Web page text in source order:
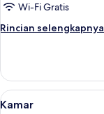
Wi-Fi Gratis
Rincian selengkapnya
Rincian
Kamar
Lihat
5
Kamar